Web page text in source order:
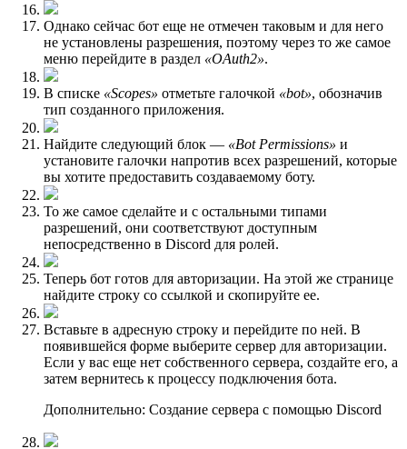
Однако сейчас бот еще не отмечен таковым и для него
не установлены разрешения, поэтому через то же самое
меню перейдите в раздел «OAuth2».
В списке «Scopes» отметьте галочкой «bot», обозначив
тип созданного приложения.
Найдите следующий блок — «Bot Permissions» и
установите галочки напротив всех разрешений, которые
вы хотите предоставить создаваемому боту.
То же самое сделайте и с остальными типами
разрешений, они соответствуют доступным
непосредственно в Discord для ролей.
Теперь бот готов для авторизации. На этой же странице
найдите строку со ссылкой и скопируйте ее.
Вставьте в адресную строку и перейдите по ней. В
появившейся форме выберите сервер для авторизации.
Если у вас еще нет собственного сервера, создайте его, а
затем вернитесь к процессу подключения бота.
Дополнительно: Создание сервера с помощью Discord